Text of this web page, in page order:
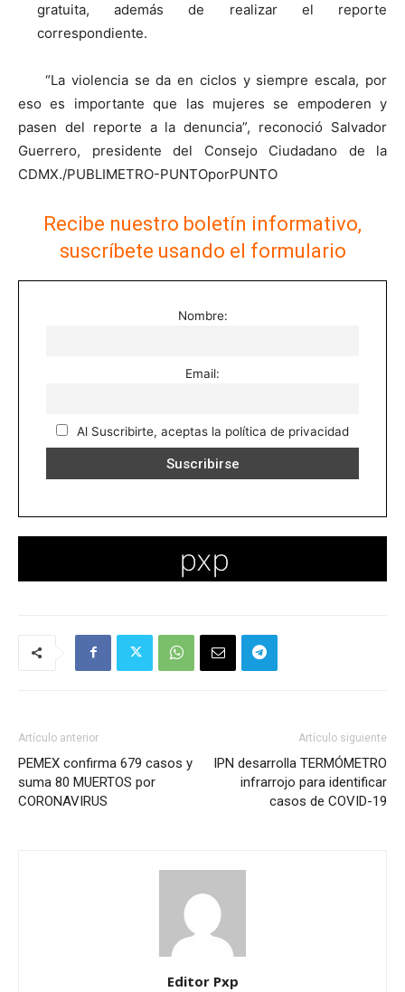
gratuita, además de realizar el reporte
correspondiente.
“La violencia se da en ciclos y siempre escala, por
eso es importante que las mujeres se empoderen y
pasen del reporte a la denuncia”, reconoció Salvador
Guerrero, presidente del Consejo Ciudadano de la
CDMX./PUBLIMETRO-PUNTOporPUNTO
Recibe nuestro boletín informativo,
suscríbete usando el formulario
Nombre:
Email:
Al Suscribirte, aceptas la política de privacidad
Artículo anterior
PEMEX confirma 679 casos y
suma 80 MUERTOS por
CORONAVIRUS
Artículo siguiente
IPN desarrolla TERMÓMETRO
infrarrojo para identificar
casos de COVID-19
Editor Pxp